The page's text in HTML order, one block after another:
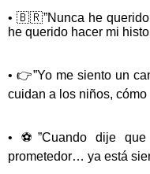
• 🇧🇷”Nunca he querido
he querido hacer mi
• 👉”Yo me siento un
cuidan a los niños,
• ⚽”Cuando dije
prometedor… ya está